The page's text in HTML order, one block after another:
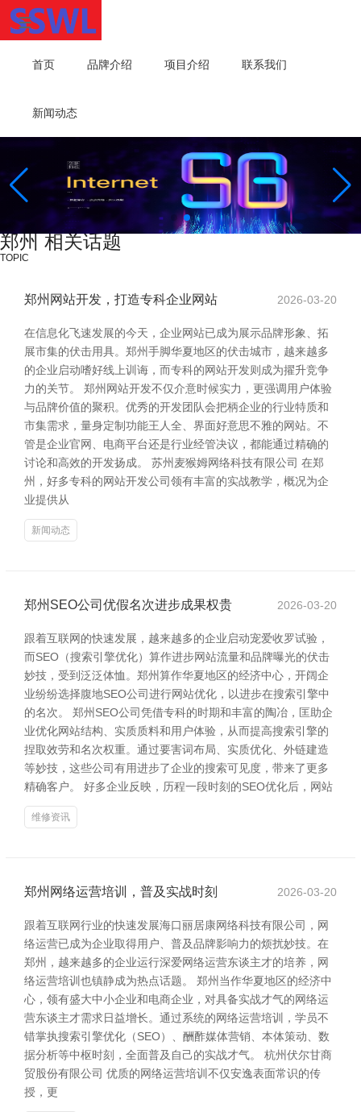
首页 品牌介绍 项目介绍 联系我们
新闻动态
郑州 相关话题
TOPIC
郑州网站开发，打造专科企业网站 2026-03-20
在信息化飞速发展的今天，企业网站已成为展示品牌形象、拓
展市集的伏击用具。郑州手脚华夏地区的伏击城市，越来越多
的企业启动嗜好线上训诲，而专科的网站开发则成为擢升竞争
力的关节。 郑州网站开发不仅介意时候实力，更强调用户体验
与品牌价值的聚积。优秀的开发团队会把柄企业的行业特质和
市集需求，量身定制功能王人全、界面好意思不雅的网站。不
管是企业官网、电商平台还是行业经管决议，都能通过精确的
讨论和高效的开发扬成。 苏州麦猴姆网络科技有限公司 在郑
州，好多专科的网站开发公司领有丰富的实战教学，概况为企
业提供从
新闻动态
郑州SEO公司优假名次进步成果权贵 2026-03-20
跟着互联网的快速发展，越来越多的企业启动宠爱收罗试验，
而SEO（搜索引擎优化）算作进步网站流量和品牌曝光的伏击
妙技，受到泛泛体恤。郑州算作华夏地区的经济中心，开阔企
业纷纷选择腹地SEO公司进行网站优化，以进步在搜索引擎中
的名次。 郑州SEO公司凭借专科的时期和丰富的陶冶，匡助企
业优化网站结构、实质质料和用户体验，从而提高搜索引擎的
捏取效劳和名次权重。通过要害词布局、实质优化、外链建造
等妙技，这些公司有用进步了企业的搜索可见度，带来了更多
精确客户。 好多企业反映，历程一段时刻的SEO优化后，网站
维修资讯
郑州网络运营培训，普及实战时刻 2026-03-20
跟着互联网行业的快速发展海口丽居康网络科技有限公司，网
络运营已成为企业取得用户、普及品牌影响力的烦扰妙技。在
郑州，越来越多的企业运行深爱网络运营东谈主才的培养，网
络运营培训也镇静成为热点话题。 郑州当作华夏地区的经济中
心，领有盛大中小企业和电商企业，对具备实战才气的网络运
营东谈主才需求日益增长。通过系统的网络运营培训，学员不
错掌执搜索引擎优化（SEO）、酬酢媒体营销、本体策动、数
据分析等中枢时刻，全面普及自己的实战才气。 杭州伏尔甘商
贸股份有限公司 优质的网络运营培训不仅安逸表面常识的传
授，更